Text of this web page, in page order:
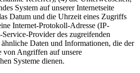
System auf unserer Internetseite
Datum und die Uhrzeit eines Zugriffs
Internet-Protokoll-Adresse (IP-
Provider des zugreifenden
ähnliche Daten und Informationen, die der
von Angriffen auf unsere
Systeme dienen.